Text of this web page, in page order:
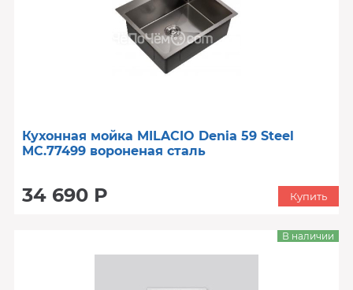
Кухонная мойка MILACIO Denia 59 Steel
MC.77499 вороненая сталь
34 690 Р Купить
В наличии